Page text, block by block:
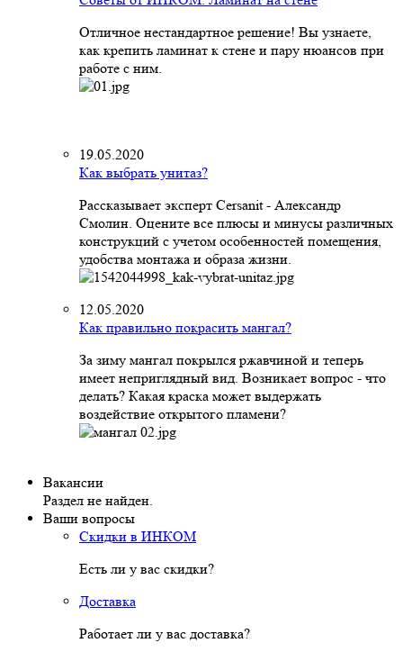
Отличное нестандартное решение! Вы узнаете,
как крепить ламинат к стене и пару нюансов при
работе с ним.
19.05.2020
Как выбрать унитаз?
Рассказывает эксперт Cersanit - Александр
Смолин. Оцените все плюсы и минусы различных
конструкций с учетом особенностей помещения,
удобства монтажа и образа жизни.
12.05.2020
Как правильно покрасить мангал?
За зиму мангал покрылся ржавчиной и теперь
имеет неприглядный вид. Возникает вопрос - что
делать? Какая краска может выдержать
воздействие открытого пламени?
Вакансии
Раздел не найден.
Ваши вопросы
Скидки в ИНКОМ
Есть ли у вас скидки?
Доставка
Работает ли у вас доставка?